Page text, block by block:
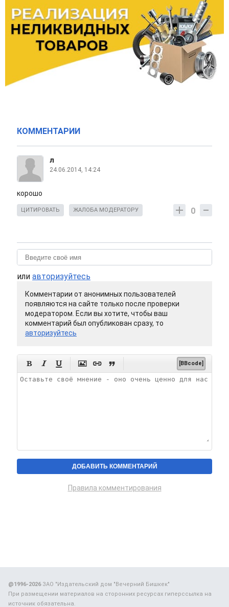
КОММЕНТАРИИ
л
24.06.2014, 14:24
корошо
0
ЦИТИРОВАТЬ ЖАЛОБА МОДЕРАТОРУ
или авторизуйтесь
Комментарии от анонимных пользователей
появляются на сайте только после проверки
модератором. Если вы хотите, чтобы ваш
комментарий был опубликован сразу, то
авторизуйтесь
      [BBcode]
Правила комментирования
@1996-2026ЗАО "Издательский дом "Вечерний Бишкек"
При размещении материалов на сторонних ресурсах гиперссылка на
источник обязательна.